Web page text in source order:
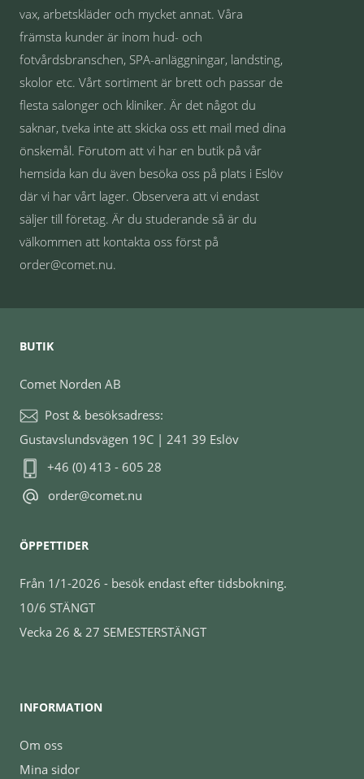
vax, arbetskläder och mycket annat. Våra
främsta kunder är inom hud- och
fotvårdsbranschen, SPA-anläggningar, landsting,
skolor etc. Vårt sortiment är brett och passar de
flesta salonger och kliniker. Är det något du
saknar, tveka inte att skicka oss ett mail med dina
önskemål. Förutom att vi har en butik på vår
hemsida kan du även besöka oss på plats i Eslöv
där vi har vårt lager. Observera att vi endast
säljer till företag. Är du studerande så är du
välkommen att kontakta oss först på
order@comet.nu.
BUTIK
Comet Norden AB
Post & besöksadress:
Gustavslundsvägen 19C | 241 39 Eslöv
+46 (0) 413 - 605 28
order@comet.nu
ÖPPETTIDER
Från 1/1-2026 - besök endast efter tidsbokning.
10/6 STÄNGT
Vecka 26 & 27 SEMESTERSTÄNGT
INFORMATION
Om oss
Mina sidor